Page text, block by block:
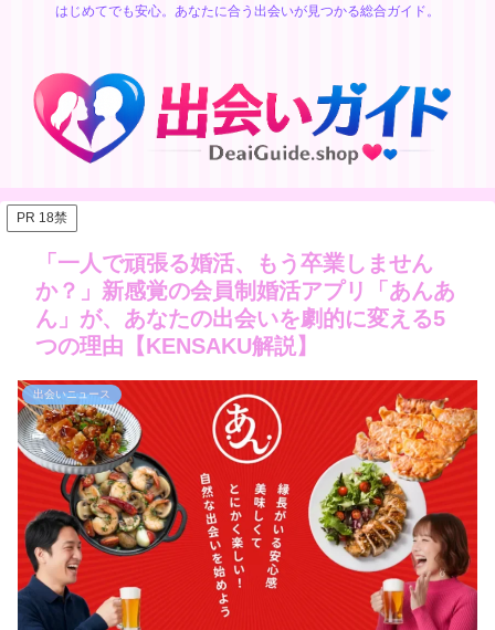
はじめてでも安心。あなたに合う出会いが見つかる総合ガイド。
PR 18禁
「一人で頑張る婚活、もう卒業しません
か？」新感覚の会員制婚活アプリ「あんあ
ん」が、あなたの出会いを劇的に変える5
つの理由【KENSAKU解説】
出会いニュース